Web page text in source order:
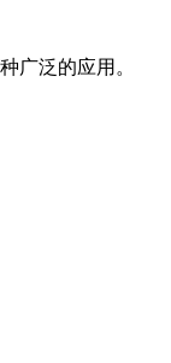
广泛的应用。